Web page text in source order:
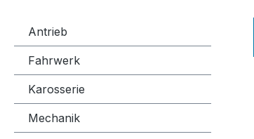
Antrieb
Fahrwerk
Karosserie
Mechanik